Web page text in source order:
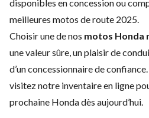
disponibles en concession ou
meilleures motos de route 2025.
Choisir une de nos motos Honda
une valeur sûre, un plaisir de
d’un concessionnaire de
visitez notre inventaire en ligne
prochaine Honda dès aujourd’hui.